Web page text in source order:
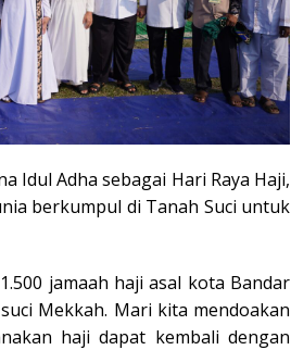
Idul Adha sebagai Hari Raya Haji,
berkumpul di Tanah Suci untuk
jamaah haji asal kota Bandar
Mekkah. Mari kita mendoakan
haji dapat kembali dengan